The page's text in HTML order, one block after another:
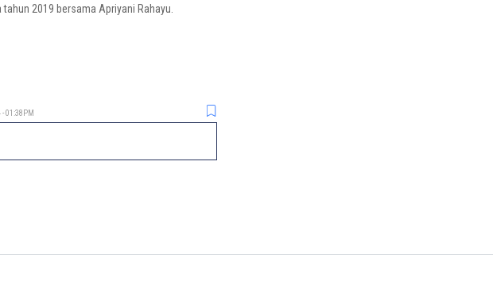
tahun 2019 bersama Apriyani Rahayu.
01:38PM